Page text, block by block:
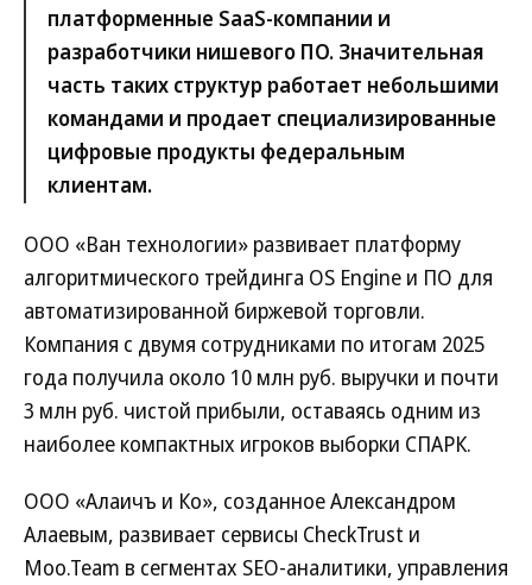
платформенные SaaS-компании и
разработчики нишевого ПО. Значительная
часть таких структур работает небольшими
командами и продает специализированные
цифровые продукты федеральным
клиентам.
ООО «Ван технологии» развивает платформу
алгоритмического трейдинга OS Engine и ПО для
автоматизированной биржевой торговли.
Компания с двумя сотрудниками по итогам 2025
года получила около 10 млн руб. выручки и почти
3 млн руб. чистой прибыли, оставаясь одним из
наиболее компактных игроков выборки СПАРК.
ООО «Алаичъ и Ко», созданное Александром
Алаевым, развивает сервисы CheckTrust и
Moo.Team в сегментах SEO-аналитики, управления